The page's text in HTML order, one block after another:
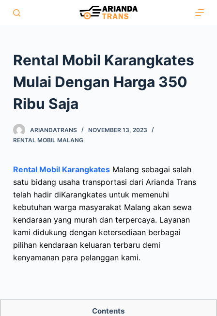
S
o
c
o
n
e
Rental Mobil Karangkates
Mulai Dengan Harga 350
Ribu Saja
ARIANDATRANS
NOVEMBER 13, 2023
RENTAL MOBIL MALANG
Rental Mobil KarangkatesMalang sebagai salah
satu bidang usaha transportasi dari Arianda Trans
telah hadir diKarangkates untuk memenuhi
kebutuhan warga masyarakat Malang akan sewa
kendaraan yang murah dan terpercaya. Layanan
kami didukung dengan ketersediaan berbagai
pilihan kendaraan keluaran terbaru demi
kenyamanan para pelanggan kami.
Contents